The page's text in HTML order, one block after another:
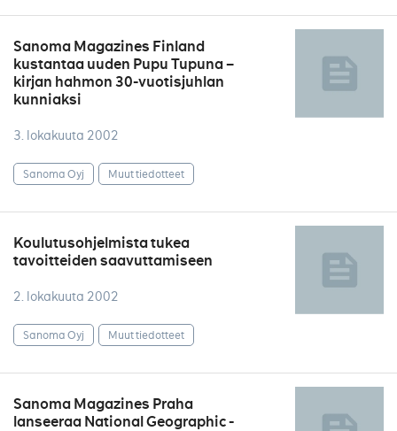
Sanoma Magazines Finland
kustantaa uuden Pupu Tupuna –
kirjan hahmon 30-vuotisjuhlan
kunniaksi
3. lokakuuta 2002
Sanoma Oyj Muut tiedotteet
Koulutusohjelmista tukea
tavoitteiden saavuttamiseen
2. lokakuuta 2002
Sanoma Oyj Muut tiedotteet
Sanoma Magazines Praha
lanseeraa National Geographic -